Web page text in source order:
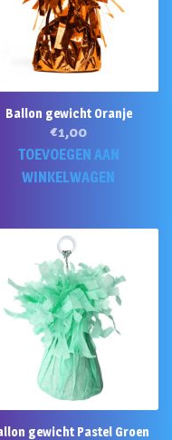
Ballon gewicht Oranje
€1,00
TOEVOEGEN AAN
WINKELWAGEN
gewicht Pastel Groen